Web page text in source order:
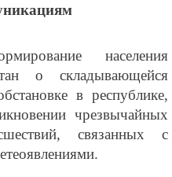
населения
о складывающейся
в республике,
чрезвычайных
связанных с